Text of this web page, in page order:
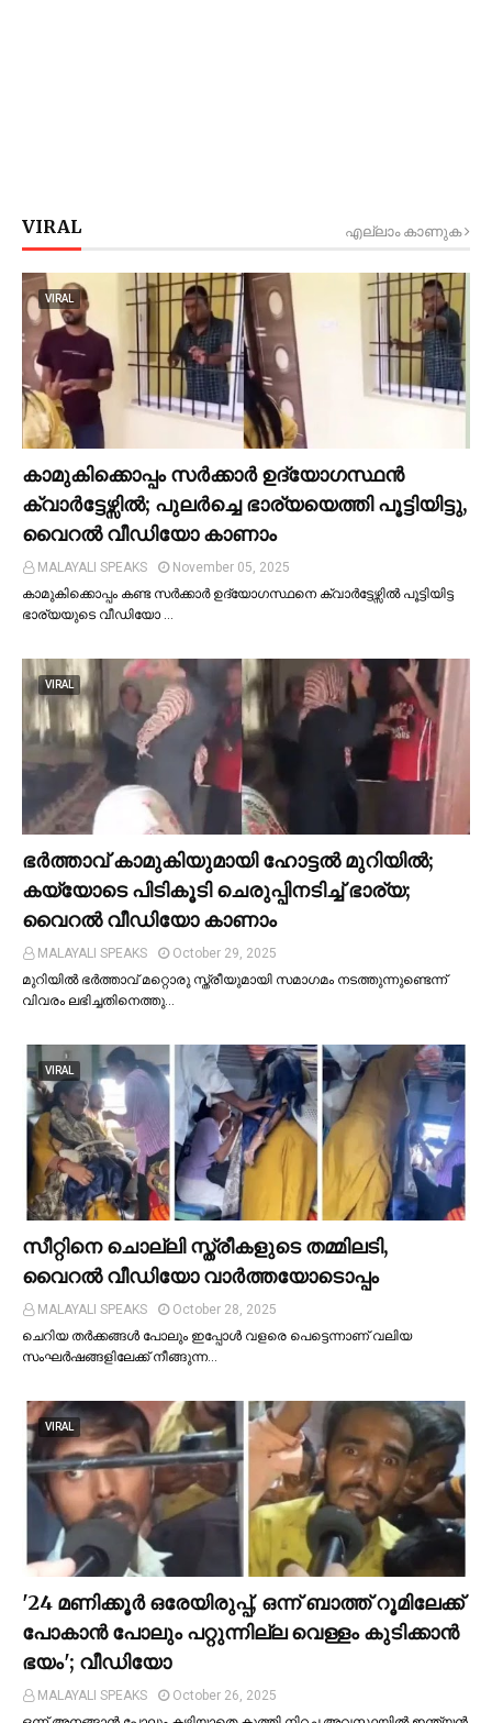
VIRAL എല്ലാം കാണുക
VIRAL
കാമുകിക്കൊപ്പം സര്‍ക്കാര്‍ ഉദ്യോഗസ്ഥൻ
ക്വാര്‍ട്ടേഴ്സില്‍; പുലര്‍ച്ചെ ഭാര്യയെത്തി പൂട്ടിയിട്ടു,
വൈറല്‍ വീഡിയോ കാണാം
MALAYALI SPEAKS
November 05, 2025
കാമുകിക്കൊപ്പം കണ്ട സർക്കാർ ഉദ്യോഗസ്ഥനെ ക്വാർട്ടേഴ്സില്‍ പൂട്ടിയിട്ട
ഭാര്യയുടെ വീഡിയോ …
VIRAL
ഭര്‍ത്താവ് കാമുകിയുമായി ഹോട്ടല്‍ മുറിയില്‍;
കയ്യോടെ പിടികൂടി ചെരുപ്പിനടിച്ച്‌ ഭാര്യ;
വൈറൽ വീഡിയോ കാണാം
MALAYALI SPEAKS
October 29, 2025
മുറിയില്‍ ഭർത്താവ് മറ്റൊരു സ്ത്രീയുമായി സമാഗമം നടത്തുന്നുണ്ടെന്ന്
വിവരം ലഭിച്ചതിനെത്തു…
VIRAL
സീറ്റിനെ ചൊല്ലി സ്ത്രീകളുടെ തമ്മിലടി,
വൈറല്‍ വീഡിയോ വാർത്തയോടൊപ്പം
MALAYALI SPEAKS
October 28, 2025
ചെറിയ തര്‍ക്കങ്ങള്‍ പോലും ഇപ്പോള്‍ വളരെ പെട്ടെന്നാണ് വലിയ
സംഘര്‍ഷങ്ങളിലേക്ക് നീങ്ങുന്ന…
VIRAL
'24 മണിക്കൂര്‍ ഒരേയിരുപ്പ്, ഒന്ന് ബാത്ത് റൂമിലേക്ക്
പോകാന്‍ പോലും പറ്റുന്നില്ല വെള്ളം കുടിക്കാന്‍
ഭയം'; വീഡിയോ
MALAYALI SPEAKS
October 26, 2025